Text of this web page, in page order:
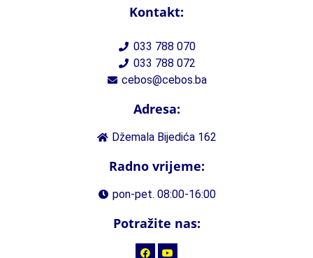
Kontakt:
033 788 070
033 788 072
cebos@cebos.ba
Adresa:
Džemala Bijedića 162
Radno vrijeme:
pon-pet. 08:00-16:00
Potražite nas: